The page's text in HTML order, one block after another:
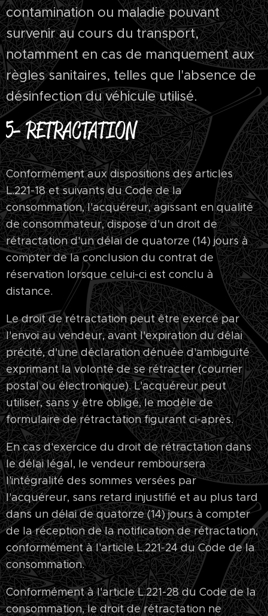
contamination ou maladie pouvant
survenir au cours du transport,
notamment en cas de manquement aux
règles sanitaires, telles que l'absence de
désinfection du véhicule utilisé.
5- RETRACTATION
Conformément aux dispositions des articles
L.221-18 et suivants du Code de la
consommation, l'acquéreur, agissant en qualité
de consommateur, dispose d'un droit de
rétractation d'un délai de quatorze (14) jours à
compter de la conclusion du contrat de
réservation lorsque celui-ci est conclu à
distance.
Le droit de rétractation peut être exercé par
l'envoi au vendeur, avant l'expiration du délai
précité, d'une déclaration dénuée d'ambiguïté
exprimant la volonté de se rétracter (courrier
postal ou électronique). L'acquéreur peut
utiliser, sans y être obligé, le modèle de
formulaire de rétractation figurant ci-après.
En cas d'exercice du droit de rétractation dans
le délai légal, le vendeur remboursera
l'intégralité des sommes versées par
l'acquéreur, sans retard injustifié et au plus tard
dans un délai de quatorze (14) jours à compter
de la réception de la notification de rétractation,
conformément à l'article L.221-24 du Code de la
consommation.
Conformément à l'article L.221-28 du Code de la
consommation, le droit de rétractation ne